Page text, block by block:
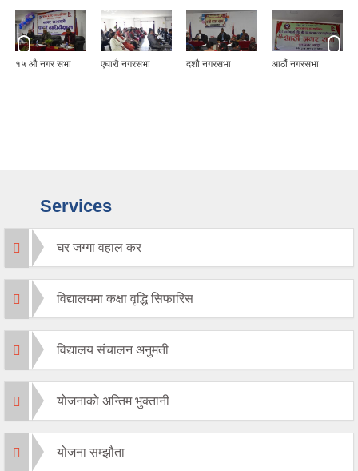
१५ औ नगर सभा एघारौ नगरसभा दशौ नगरसभा आठौं नगरसभा
Services
घर जग्गा वहाल कर
विद्यालयमा कक्षा वृद्धि सिफारिस
विद्यालय संचालन अनुमती
योजनाको अन्तिम भुक्तानी
योजना सम्झौता